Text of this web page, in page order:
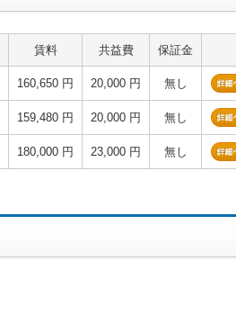
賃料 共益費 保証金
160,650 円 20,000 円 無し
159,480 円 20,000 円 無し
180,000 円 23,000 円 無し